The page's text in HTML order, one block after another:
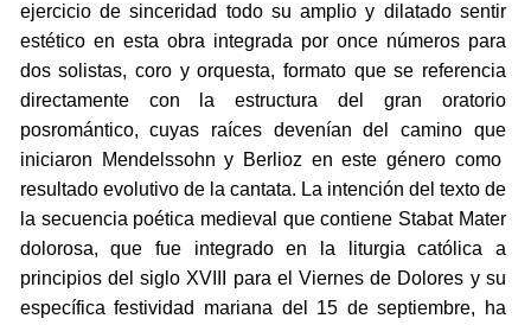
ejercicio de sinceridad todo su amplio y dilatado sentir
estético en esta obra integrada por once números para
dos solistas, coro y orquesta, formato que se referencia
directamente con la estructura del gran oratorio
posromántico, cuyas raíces devenían del camino que
iniciaron Mendelssohn y Berlioz en este género como
resultado evolutivo de la cantata. La intención del texto de
la secuencia poética medieval que contiene Stabat Mater
dolorosa, que fue integrado en la liturgia católica a
principios del siglo XVIII para el Viernes de Dolores y su
específica festividad mariana del 15 de septiembre, ha